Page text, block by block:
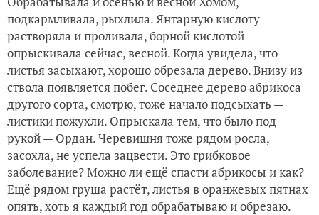
подкармливала, рыхлила. Янтарную кислоту
растворяла и проливала, борной кислотой
опрыскивала сейчас, весной. Когда увидела, что
листья засыхают, хорошо обрезала дерево. Внизу из
ствола появляется побег. Соседнее дерево абрикоса
другого сорта, смотрю, тоже начало подсыхать —
листики пожухли. Опрыскала тем, что было под
рукой — Ордан. Черевишня тоже рядом росла,
засохла, не успела зацвести. Это грибковое
заболевание? Можно ли ещё спасти абрикосы и как?
Ещё рядом груша растёт, листья в оранжевых пятнах
опять, хоть я каждый год обрабатываю и обрезаю.